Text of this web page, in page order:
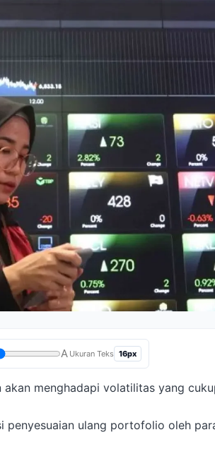
A Ukuran Teks 16px
akan menghadapi volatilitas yang
penyesuaian ulang portofolio oleh